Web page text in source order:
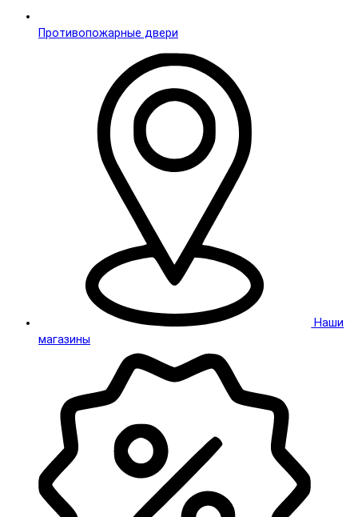
Противопожарные двери
Наши
магазины